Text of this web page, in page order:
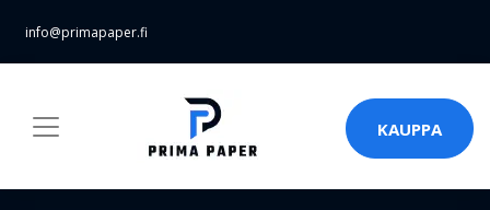
info@primapaper.fi
KAUPPA